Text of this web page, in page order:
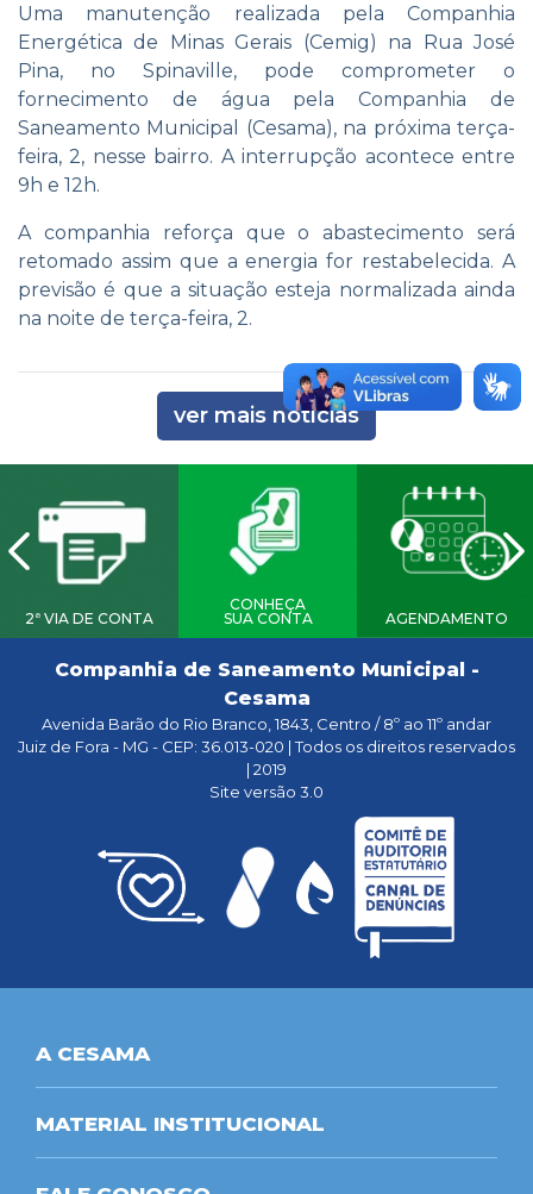
Uma manutenção realizada pela Companhia
Energética de Minas Gerais (Cemig) na Rua José
Pina, no Spinaville, pode comprometer o
fornecimento de água pela Companhia de
Saneamento Municipal (Cesama), na próxima terça-
feira, 2, nesse bairro. A interrupção acontece entre
9h e 12h.
A companhia reforça que o abastecimento será
retomado assim que a energia for restabelecida. A
previsão é que a situação esteja normalizada ainda
na noite de terça-feira, 2.
ver mais notícias
2ª VIA DE CONTA
CONHEÇA
SUA CONTA
AGENDAMENTO
Companhia de Saneamento Municipal -
Cesama
Avenida Barão do Rio Branco, 1843, Centro / 8º ao 11º andar
Juiz de Fora - MG - CEP: 36.013-020 | Todos os direitos reservados
| 2019
Site versão 3.0
A CESAMA
MATERIAL INSTITUCIONAL